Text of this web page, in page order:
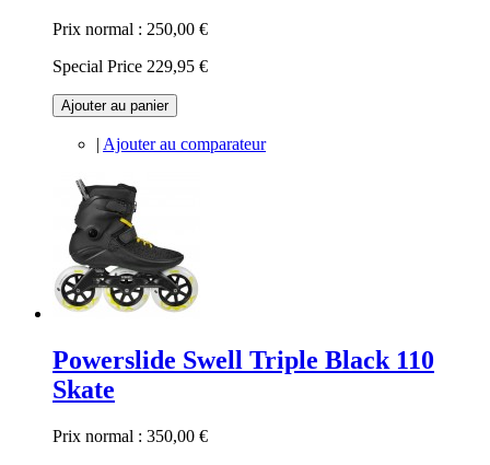
Prix normal : 250,00 €
Special Price 229,95 €
Ajouter au panier
| Ajouter au comparateur
Powerslide Swell Triple Black 110
Skate
Prix normal : 350,00 €